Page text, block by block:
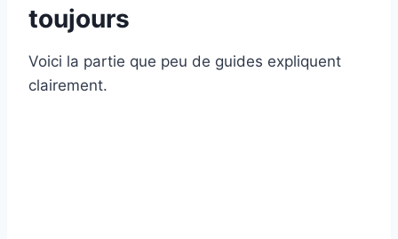
toujours
Voici la partie que peu de guides expliquent
clairement.